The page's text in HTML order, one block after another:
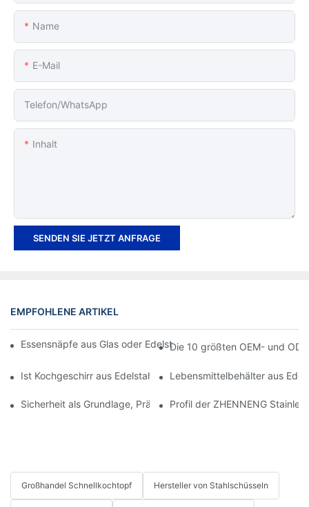
Name
E-Mail
Telefon/WhatsApp
Inhalt
SENDEN SIE JETZT ANFRAGE
EMPFOHLENE ARTIKEL
Essensnäpfe aus Glas oder Edelstahl: Welchen sollten Sie
Die 10 größten OEM- und
Ist Kochgeschirr aus Edelstahl auf Induktionsherden geeignet?
Lebensmittelbehälter aus
Sicherheit als Grundlage, Prävention als Priorität | Zhenneng
Profil der ZHENNENG
Großhandel Schnellkochtopf Hersteller von Stahlschüsseln